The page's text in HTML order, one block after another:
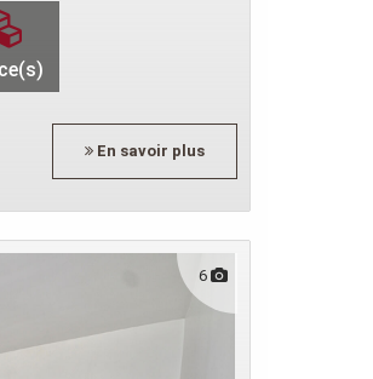
En savoir plus
6